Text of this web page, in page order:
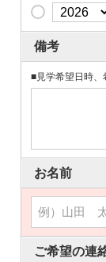
備考
■見学希望日時、
お名前
ご希望の連